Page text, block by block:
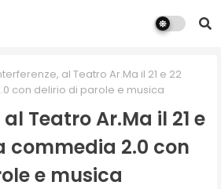
al Teatro Ar.Ma il 21 e 22
con delirio di parole e musica
Teatro Ar.Ma il 21 e
commedia 2.0 con
e musica